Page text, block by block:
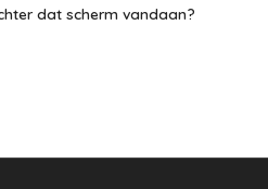
dat scherm vandaan?